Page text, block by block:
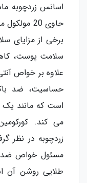
اسانس زردچوبه
حاوی 20
برخی از مزایای
سلامت پوست،
علاوه بر خواص
حساسیت، ضد
است که مانند
می کند.
زردچوبه در نظر
مسئول خواص ضد
طلایی روشن آن